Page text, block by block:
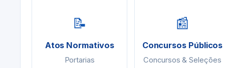
📝
Atos Normativos
Portarias
📰
Concursos Públicos
Concursos & Seleções